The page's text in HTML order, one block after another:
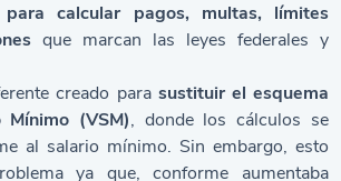
calcular pagos, multas, límites
que marcan las leyes federales y
creado para sustituir el esquema
(VSM), donde los cálculos se
al salario mínimo. Sin embargo, esto
ya que, conforme aumentaba